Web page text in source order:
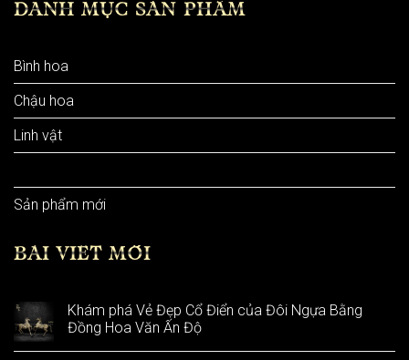
DANH MỤC SẢN PHẨM
Bình hoa
Chậu hoa
Linh vật
Sản phẩm mới
BÀI VIẾT MỚI
Khám phá Vẻ Đẹp Cổ Điển của Đôi Ngựa Bằng
Đồng Hoa Văn Ấn Độ